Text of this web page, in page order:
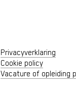
Privacyverklaring
Cookie policy
Vacature of opleiding